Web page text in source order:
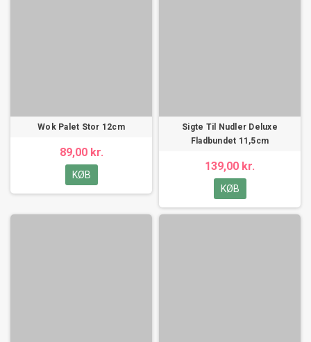
Wok Palet Stor 12cm
89,00 kr.
KØB
Sigte Til Nudler Deluxe
Fladbundet 11,5cm
139,00 kr.
KØB